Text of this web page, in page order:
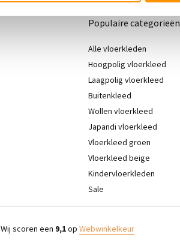
Populaire categorieën
Alle vloerkleden
Hoogpolig vloerkleed
Laagpolig vloerkleed
Buitenkleed
Wollen vloerkleed
Japandi vloerkleed
Vloerkleed groen
Vloerkleed beige
Kindervloerkleden
Sale
Wij scoren een 9,1op Webwinkelkeur